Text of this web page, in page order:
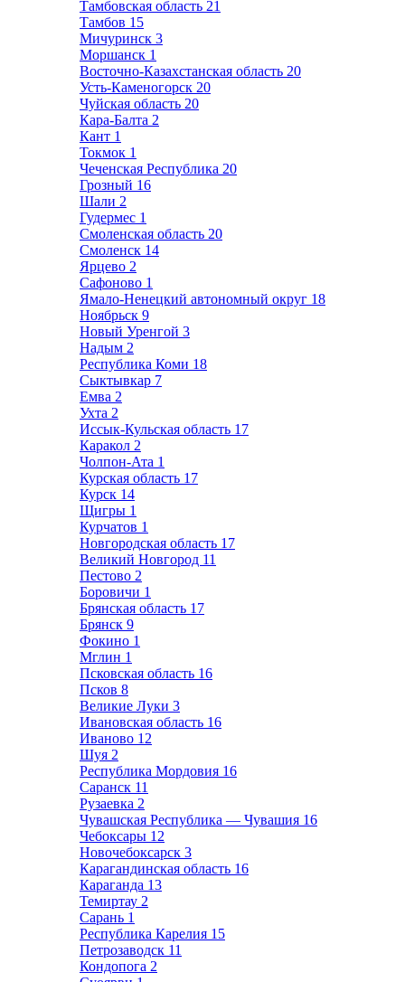
Тамбовская область 21
Тамбов 15
Мичуринск 3
Моршанск 1
Восточно-Казахстанская область 20
Усть-Каменогорск 20
Чуйская область 20
Кара-Балта 2
Кант 1
Токмок 1
Чеченская Республика 20
Грозный 16
Шали 2
Гудермес 1
Смоленская область 20
Смоленск 14
Ярцево 2
Сафоново 1
Ямало-Ненецкий автономный округ 18
Ноябрьск 9
Новый Уренгой 3
Надым 2
Республика Коми 18
Сыктывкар 7
Емва 2
Ухта 2
Иссык-Кульская область 17
Каракол 2
Чолпон-Ата 1
Курская область 17
Курск 14
Щигры 1
Курчатов 1
Новгородская область 17
Великий Новгород 11
Пестово 2
Боровичи 1
Брянская область 17
Брянск 9
Фокино 1
Мглин 1
Псковская область 16
Псков 8
Великие Луки 3
Ивановская область 16
Иваново 12
Шуя 2
Республика Мордовия 16
Саранск 11
Рузаевка 2
Чувашская Республика — Чувашия 16
Чебоксары 12
Новочебоксарск 3
Карагандинская область 16
Караганда 13
Темиртау 2
Сарань 1
Республика Карелия 15
Петрозаводск 11
Кондопога 2